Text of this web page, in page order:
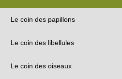
Le coin des papillons
Le coin des libellules
Le coin des oiseaux